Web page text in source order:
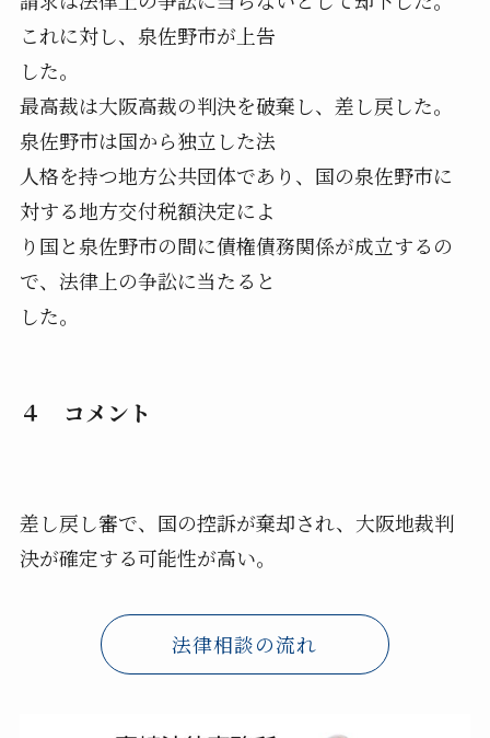
これに対し、泉佐野市が上告
した。
最高裁は大阪高裁の判決を破棄し、差し戻した。
泉佐野市は国から独立した法
人格を持つ地方公共団体であり、国の泉佐野市に
対する地方交付税額決定によ
り国と泉佐野市の間に債権債務関係が成立するの
で、法律上の争訟に当たると
した。
４ コメント
差し戻し審で、国の控訴が棄却され、大阪地裁判
決が確定する可能性が高い。
法律相談の流れ